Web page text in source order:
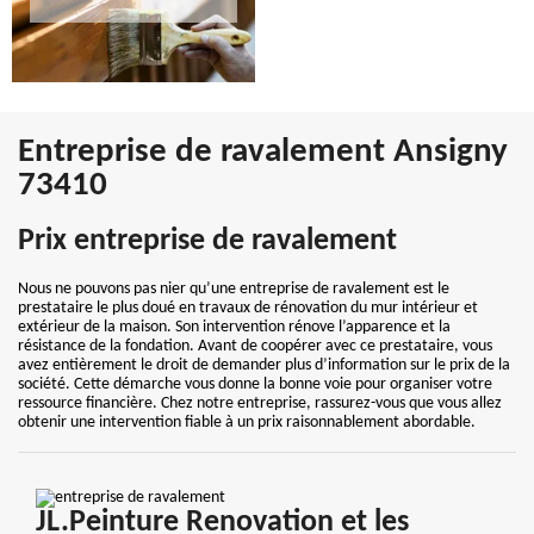
Entreprise de ravalement Ansigny
73410
Prix entreprise de ravalement
Nous ne pouvons pas nier qu’une entreprise de ravalement est le
prestataire le plus doué en travaux de rénovation du mur intérieur et
extérieur de la maison. Son intervention rénove l’apparence et la
résistance de la fondation. Avant de coopérer avec ce prestataire, vous
avez entièrement le droit de demander plus d’information sur le prix de la
société. Cette démarche vous donne la bonne voie pour organiser votre
ressource financière. Chez notre entreprise, rassurez-vous que vous allez
obtenir une intervention fiable à un prix raisonnablement abordable.
JL.Peinture Renovation et les